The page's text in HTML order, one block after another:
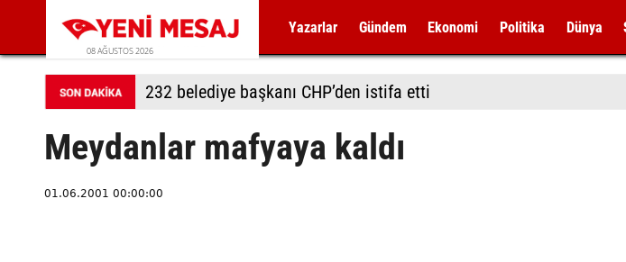
08 AĞUSTOS 2026
Yazarlar Gündem Ekonomi Politika Dünya
232 belediye başkanı CHP’den istifa etti
Meydanlar mafyaya kaldı
01.06.2001 00:00:00